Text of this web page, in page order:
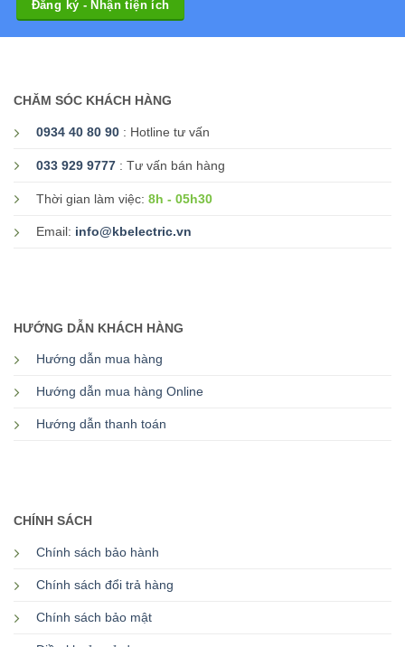
CHĂM SÓC KHÁCH HÀNG
0934 40 80 90 : Hotline tư vấn
033 929 9777 : Tư vấn bán hàng
Thời gian làm việc: 8h - 05h30
Email: info@kbelectric.vn
HƯỚNG DẪN KHÁCH HÀNG
Hướng dẫn mua hàng
Hướng dẫn mua hàng Online
Hướng dẫn thanh toán
CHÍNH SÁCH
Chính sách bảo hành
Chính sách đổi trả hàng
Chính sách bảo mật